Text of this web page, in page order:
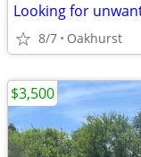
Looking for
8/7 Oakhurst
$3,500